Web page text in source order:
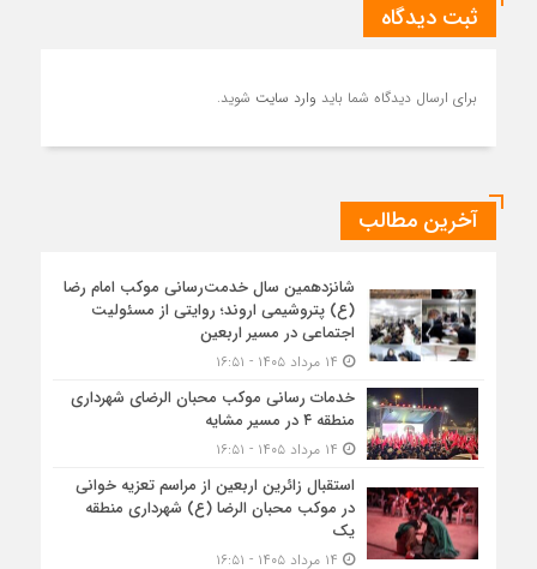
ثبت دیدگاه
برای ارسال دیدگاه شما باید وارد سایت شوید.
آخرین مطالب
شانزدهمین سال خدمت‌رسانی موکب امام رضا
(ع) پتروشیمی اروند؛ روایتی از مسئولیت
اجتماعی در مسیر اربعین
خدمات رسانی موکب محبان الرضای شهرداری
منطقه ۴ در مسیر مشایه
استقبال زائرین اربعین از مراسم تعزیه خوانی
در موکب محبان الرضا (ع) شهرداری منطقه
یک